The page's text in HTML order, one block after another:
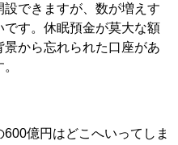
できますが、数が増えす
す。休眠預金が莫大な額
から忘れられた口座があ
億円はどこへいってしま